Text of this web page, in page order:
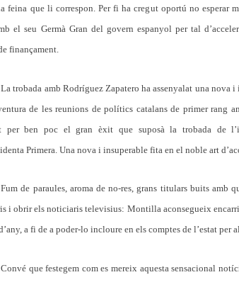
feina que li correspon. Per fi ha cregut oportú no esperar
el seu Germà Gran del govern espanyol per tal
finançament.
La trobada amb Rodríguez Zapatero ha assenyalat una nova
de les reunions de polítics catalans de primer rang
per ben poc el gran èxit que suposà la trobada de
Primera. Una nova i insuperable fita en el noble art
Fum de paraules, aroma de no-res, grans titulars buits amb
i obrir els noticiaris televisius: Montilla aconsegueix
a fi de a poder-lo incloure en els comptes de l’estat per
Convé que festegem com es mereix aquesta sensacional